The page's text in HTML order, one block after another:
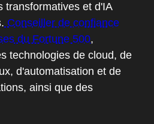
transformatives et d'IA
Conseiller de confiance
du Fortune 500,
technologies de cloud, de
d'automatisation et de
ainsi que des